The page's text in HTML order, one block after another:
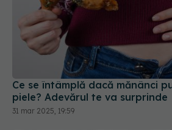
Ce se întâmplă dacă mănânci
piele? Adevărul te va surprinde
31 mar 2025, 19:59